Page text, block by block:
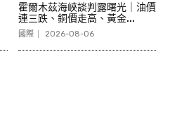
霍爾木茲海峽談判露曙光｜油價
連三跌、銅價走高、黃金...
國際 2026-08-06